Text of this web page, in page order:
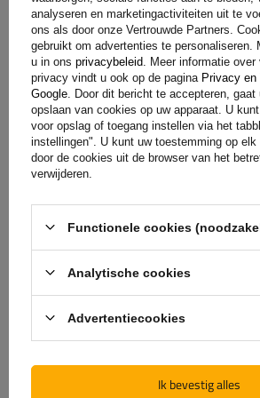
De officiële
de fabrikant
GARANTIE OP KWALITEIT EN
Als u bijUNITRAILERkoopt, kiest u
rechtstreeks bij de fabrikant te
de transactie volledig veilig is. Wij
analyseren en marketingactiviteiten uit te
ons als door onze Vertrouwde Partners.
gebruikt om advertenties te personaliseren.
u in ons privacybeleid . Meer informatie
privacy vindt u ook op de pagina Privacy en
Google . Door dit bericht te accepteren,
opslaan van cookies op uw apparaat. U
voor opslag of toegang instellen via het
instellingen". U kunt uw toestemming op
door de cookies uit de browser van het
verwijderen.
Functionele cookies
Analytische cookies
Advertentiecookies
Ik bevestig alles